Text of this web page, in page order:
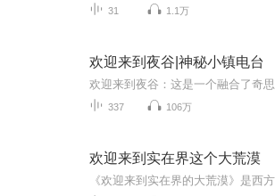
31 1.1万
欢迎来到夜谷|神秘小镇电台
337 106万
欢迎来到实在界这个大荒漠